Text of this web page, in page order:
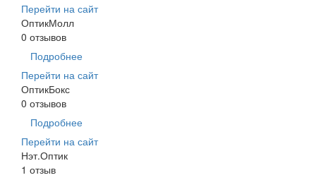
Перейти на сайт
ОптикМолл
0 отзывов
Подробнее
Перейти на сайт
ОптикБокс
0 отзывов
Подробнее
Перейти на сайт
Нэт.Оптик
1 отзыв